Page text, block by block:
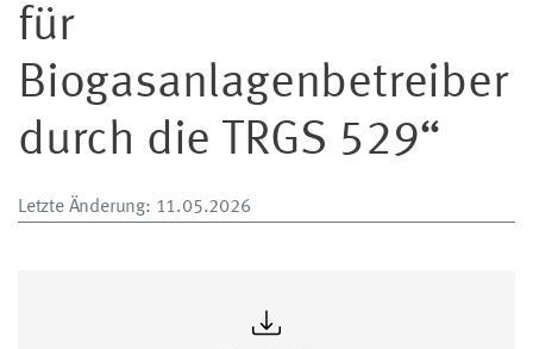
für
Biogasanlagenbetreiber
durch die TRGS 529“
Letzte Änderung: 11.05.2026